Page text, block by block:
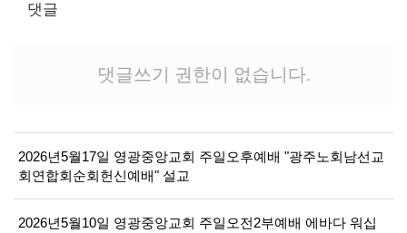
댓글
댓글쓰기 권한이 없습니다.
2026년5월17일 영광중앙교회 주일오후예배 "광주노회남선교
회연합회순회헌신예배" 설교
2026년5월10일 영광중앙교회 주일오전2부예배 에바다 워십